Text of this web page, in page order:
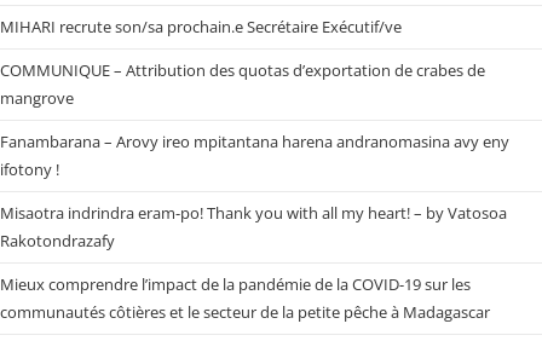
MIHARI recrute son/sa prochain.e Secrétaire Exécutif/ve
COMMUNIQUE – Attribution des quotas d’exportation de crabes de
mangrove
Fanambarana – Arovy ireo mpitantana harena andranomasina avy eny
ifotony !
Misaotra indrindra eram-po! Thank you with all my heart! – by Vatosoa
Rakotondrazafy
Mieux comprendre l’impact de la pandémie de la COVID-19 sur les
communautés côtières et le secteur de la petite pêche à Madagascar